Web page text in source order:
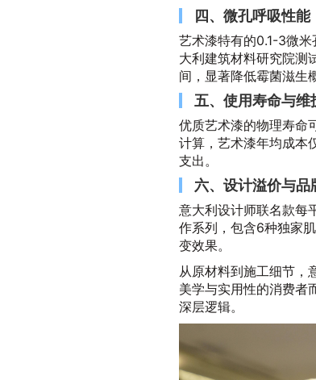
四、微孔呼吸性能
艺术漆特有的0.1-3微
大利建筑材料研究院测
间，显著降低霉菌滋生
五、使用寿命与维
优质艺术漆的物理寿命
计算，艺术漆年均成本
支出。
六、设计溢价与品
意大利设计师联名款每
作系列，包含6种独家
变效果。
从原材料到施工细节，
美学与实用性的消费者
深层逻辑。